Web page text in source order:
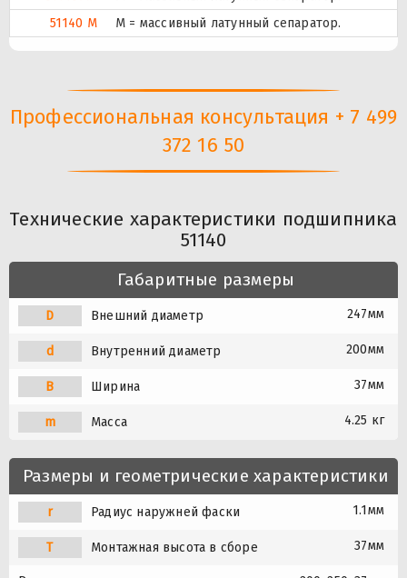
51140 M
M = массивный латунный сепаратор.
Профессиональная консультация + 7 499
372 16 50
Технические характеристики подшипника
51140
Габаритные размеры
D Внешний диаметр 247мм
d Внутренний диаметр 200мм
B Ширина 37мм
m Масса 4.25 кг
Размеры и геометрические характеристики
r Радиус наружней фаски 1.1мм
T Монтажная высота в сборе 37мм